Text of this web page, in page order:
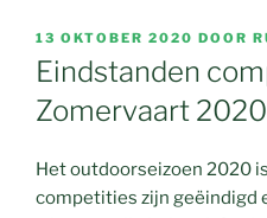
GEPLAATST
OP
13 OKTOBER 2020 DOOR
Eindstanden
Zomervaart 2020
Het outdoorseizoen 2020
competities zijn geëindigd